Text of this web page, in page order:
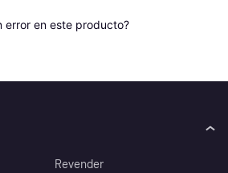
error en este producto?
Revender